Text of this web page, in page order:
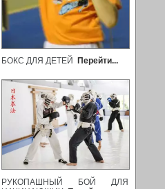
БОКС ДЛЯ ДЕТЕЙ Перейти...
РУКОПАШНЫЙ БОЙ ДЛЯ